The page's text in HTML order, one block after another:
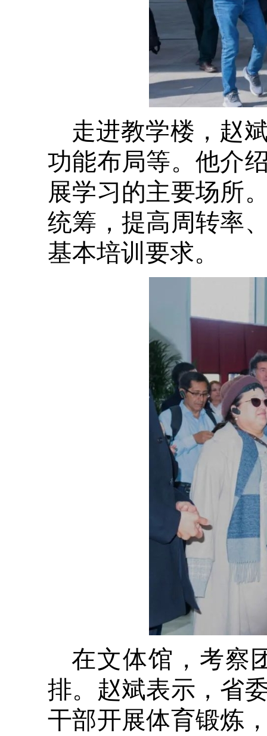
走进教学楼，赵
功能布局等。他介
展学习的主要场所
统筹，提高周转率
基本培训要求。
在文体馆，考察
排。赵斌表示，省
干部开展体育锻炼